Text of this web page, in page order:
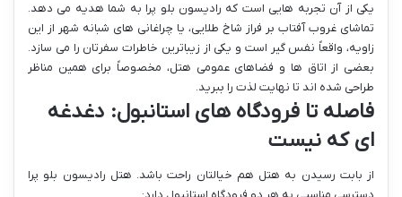
یکی از آن تجربه هایی است که رادیسون بلو پرا به شما هدیه می دهد.
تماشای غروب آفتاب بر فراز شاخ طلایی، یا چراغانی های شبانه شهر از این
زاویه، واقعاً نفس گیر است و یکی از زیباترین خاطرات سفرتان را می سازد.
بعضی از اتاق ها و فضاهای عمومی هتل، مخصوصاً برای همین مناظر
طراحی شده اند تا نهایت لذت را ببرید.
فاصله تا فرودگاه های استانبول: دغدغه
ای که نیست
از بابت رسیدن به هتل هم خیالتان راحت باشد. هتل رادیسون بلو پرا